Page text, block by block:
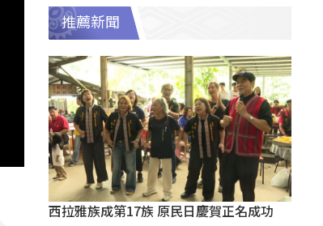
推薦新聞
西拉雅族成第17族 原民日慶賀正名成功